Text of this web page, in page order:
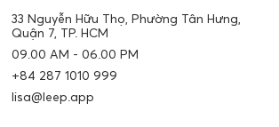
33 Nguyễn Hữu Thọ, Phường Tân Hưng,
Quận 7, TP. HCM
09.00 AM - 06.00 PM
+84 287 1010 999
lisa@leep.app